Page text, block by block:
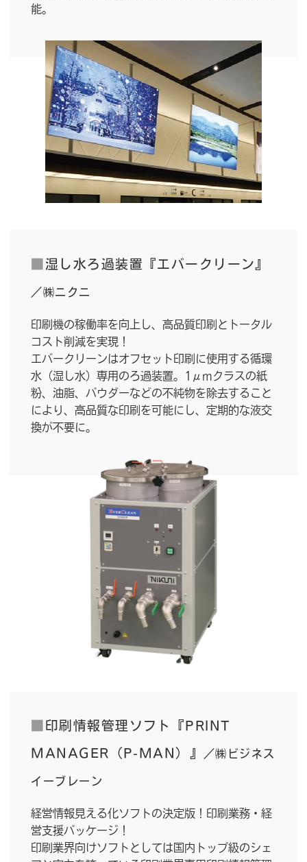
能。
■湿し水ろ過装置『エバークリーン』
／㈱ニクニ
印刷機の稼働率を向上し、高品質印刷とトータル
コスト削減を実現！
エバークリーンはオフセット印刷に使用する循環
水（湿し水）専用のろ過装置。1μmクラスの紙
粉、油脂、パウダーなどの不純物を除去すること
により、高品質な印刷を可能にし、定期的な液交
換が不要に。
■印刷情報管理ソフト『PRINT
MANAGER（P-MAN）』
／㈱ビジネス
イーブレーン
経営情報見える化ソフトの決定版！印刷業務・経
営支援パッケージ！
印刷業界向けソフトとしては国内トップ級のシェ